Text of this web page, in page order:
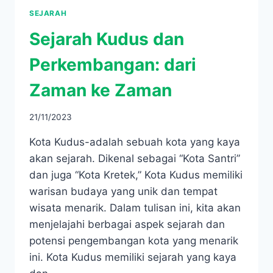
SEJARAH
Sejarah Kudus dan
Perkembangan: dari
Zaman ke Zaman
21/11/2023
Kota Kudus-adalah sebuah kota yang kaya
akan sejarah. Dikenal sebagai “Kota Santri”
dan juga “Kota Kretek,” Kota Kudus memiliki
warisan budaya yang unik dan tempat
wisata menarik. Dalam tulisan ini, kita akan
menjelajahi berbagai aspek sejarah dan
potensi pengembangan kota yang menarik
ini. Kota Kudus memiliki sejarah yang kaya